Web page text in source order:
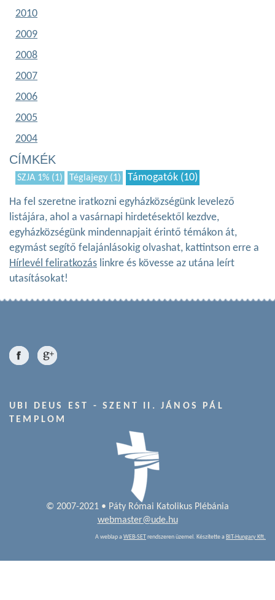
2010
2009
2008
2007
2006
2005
2004
CÍMKÉK
SZJA 1% (1) Téglajegy (1) Támogatók (10)
Ha fel szeretne iratkozni egyházközségünk levelező
listájára, ahol a vasárnapi hirdetésektől kezdve,
egyházközségünk mindennapjait érintő témákon át,
egymást segítő felajánlásokig olvashat, kattintson erre a
Hírlevél feliratkozás linkre és kövesse az utána leírt
utasításokat!
UBI DEUS EST - SZENT II. JÁNOS PÁL
TEMPLOM
© 2007-2021 • Páty Római Katolikus Plébánia
webmaster@ude.hu
A weblap aWEB-SET rendszeren üzemel. Készítette aBIT-Hungary Kft.